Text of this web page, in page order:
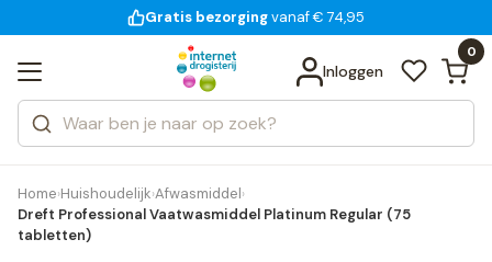
voor 18:00 uur besteld
Gratis bezorgingvanaf € 74,95
14 dagen bedenktijd
Inloggen
0
Zoeken
Categorieën
Merken
Bekijk alle resultaten
Home›Huishoudelijk›Afwasmiddel›
Dreft Professional Vaatwasmiddel Platinum Regular (75
tabletten)